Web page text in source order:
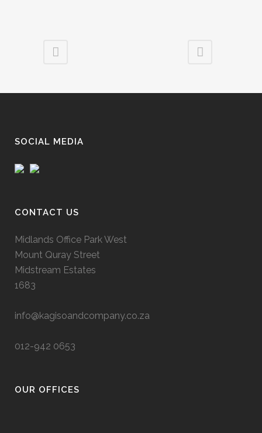
SOCIAL MEDIA
CONTACT US
Midlands Office Park West
Mount Quray Street
Midstream Estates
1683
info@kagisoandcompany.co.za
012-942 0653
OUR OFFICES